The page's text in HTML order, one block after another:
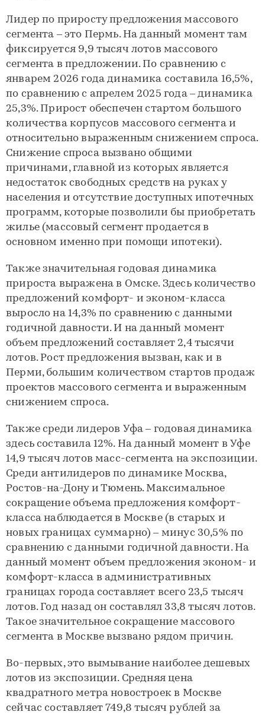
Лидер по приросту предложения массового
сегмента – это Пермь. На данный момент там
фиксируется 9,9 тысяч лотов массового
сегмента в предложении. По сравнению с
январем 2026 года динамика составила 16,5%,
по сравнению с апрелем 2025 года – динамика
25,3%. Прирост обеспечен стартом большого
количества корпусов массового сегмента и
относительно выраженным снижением спроса.
Снижение спроса вызвано общими
причинами, главной из которых является
недостаток свободных средств на руках у
населения и отсутствие доступных ипотечных
программ, которые позволили бы приобретать
жилье (массовый сегмент продается в
основном именно при помощи ипотеки).
Также значительная годовая динамика
прироста выражена в Омске. Здесь количество
предложений комфорт- и эконом-класса
выросло на 14,3% по сравнению с данными
годичной давности. И на данный момент
объем предложений составляет 2,4 тысячи
лотов. Рост предложения вызван, как и в
Перми, большим количеством стартов продаж
проектов массового сегмента и выраженным
снижением спроса.
Также среди лидеров Уфа – годовая динамика
здесь составила 12%. На данный момент в Уфе
14,9 тысяч лотов масс-сегмента на экспозиции.
Среди антилидеров по динамике Москва,
Ростов-на-Дону и Тюмень. Максимальное
сокращение объема предложения комфорт-
класса наблюдается в Москве (в старых и
новых границах суммарно) – минус 30,5% по
сравнению с данными годичной давности. На
данный момент объем предложения эконом- и
комфорт-класса в административных
границах города составляет всего 23,5 тысяч
лотов. Год назад он составлял 33,8 тысяч лотов.
Такое значительное сокращение массового
сегмента в Москве вызвано рядом причин.
Во-первых, это вымывание наиболее дешевых
лотов из экспозиции. Средняя цена
квадратного метра новостроек в Москве
сейчас составляет 749,8 тысяч рублей за